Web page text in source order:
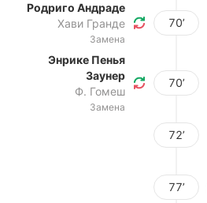
Родриго Андраде
Хави Гранде
Замена
70’
Энрике Пенья
Заунер
Ф. Гомеш
Замена
70’
72’
77’